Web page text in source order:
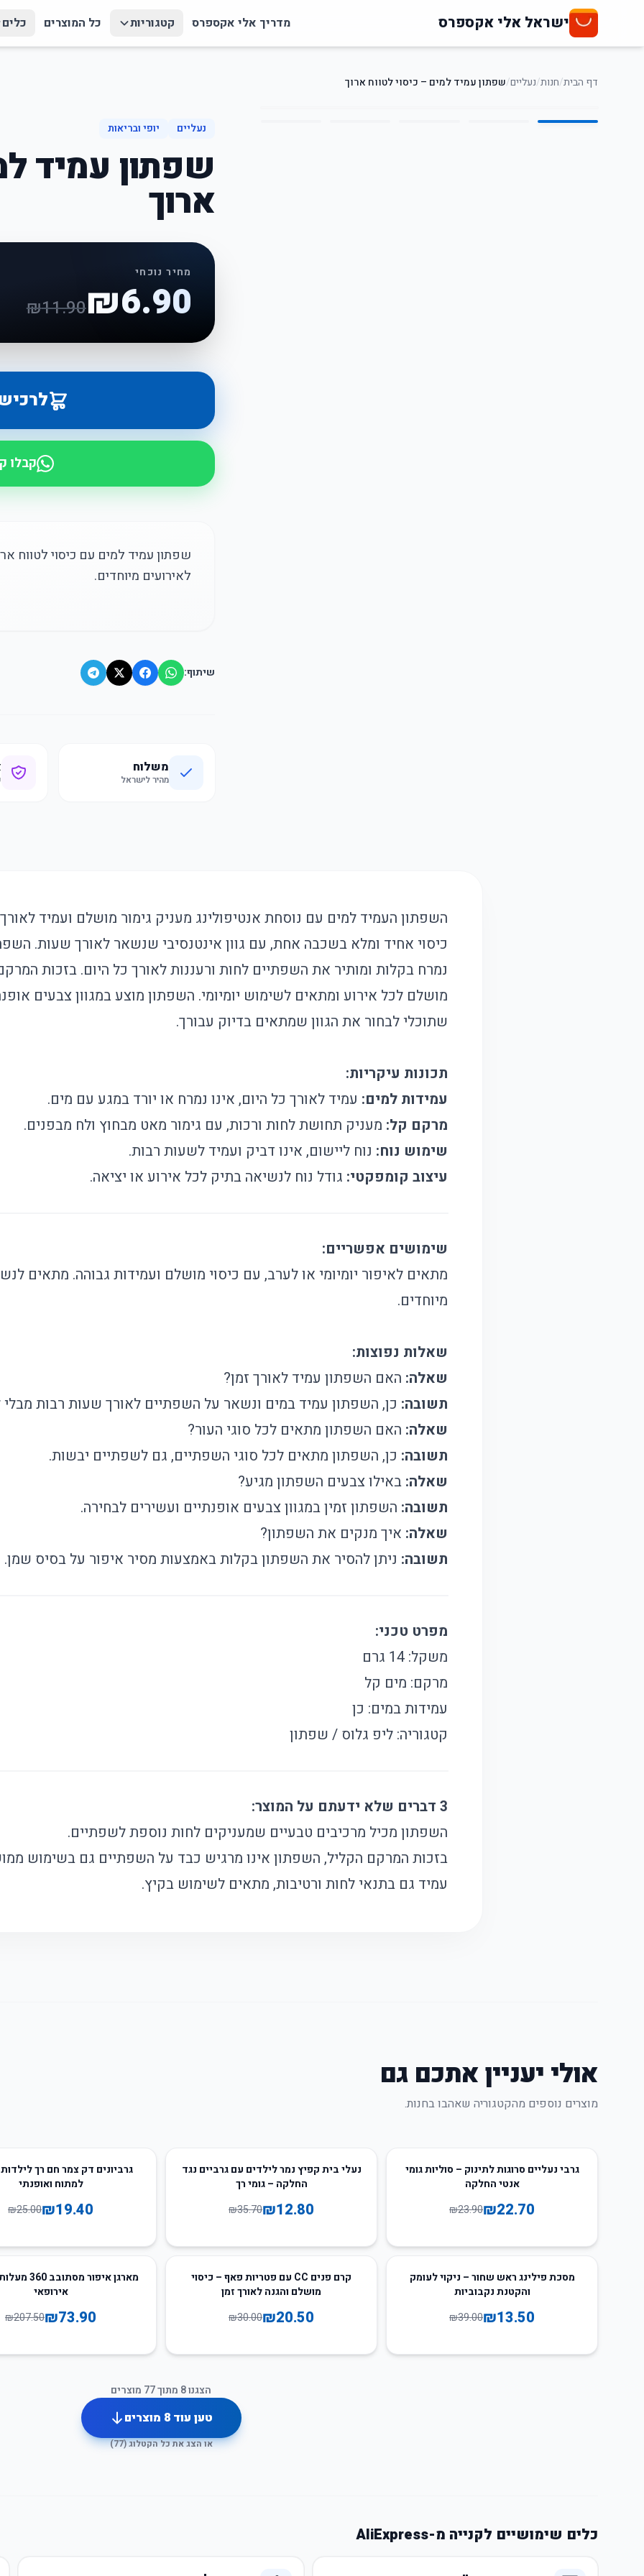
ישראל אלי אקספרס מדריך אלי אקספרס קטגוריות כל המוצרים כלים
דף הבית/חנות/נעליים/שפתון עמיד למים – כיסוי לטווח ארוך
1
/
נעליים יופי ובריאות
שפתון עמיד
ארוך
מחיר נוכחי
₪6.90
₪11.90
קבלו
שפתון עמיד למים עם כיסוי לטווח
לאירועים מיוחדים.
שיתוף:
משלוח
מהיר לישראל
השפתון העמיד למים עם נוסחת אנטיפולינג מעניק גימור מושלם ועמיד
כיסוי אחיד ומלא בשכבה אחת, עם גוון אינטנסיבי שנשאר לאורך שעות.
נמרח בקלות ומותיר את השפתיים לחות ורעננות לאורך כל היום. בזכות
מושלם לכל אירוע ומתאים לשימוש יומיומי. השפתון מוצע במגוון צבעים
שתוכלי לבחור את הגוון שמתאים בדיוק עבורך.
תכונות עיקריות:
עמידות למים: עמיד לאורך כל היום, אינו נמרח או יורד במגע עם מים.
מרקם קל: מעניק תחושת לחות ורכות, עם גימור מאט מבחוץ ולח מבפנים.
שימוש נוח: נוח ליישום, אינו דביק ועמיד לשעות רבות.
עיצוב קומפקטי: גודל נוח לנשיאה בתיק לכל אירוע או יציאה.
שימושים אפשריים:
מתאים לאיפור יומיומי או לערב, עם כיסוי מושלם ועמידות גבוהה. מתאים
מיוחדים.
שאלות נפוצות:
שאלה: האם השפתון עמיד לאורך זמן?
תשובה: כן, השפתון עמיד במים ונשאר על השפתיים לאורך שעות רבות
שאלה: האם השפתון מתאים לכל סוגי העור?
תשובה: כן, השפתון מתאים לכל סוגי השפתיים, גם לשפתיים יבשות.
שאלה: באילו צבעים השפתון מגיע?
תשובה: השפתון זמין במגוון צבעים אופנתיים ועשירים לבחירה.
שאלה: איך מנקים את השפתון?
תשובה: ניתן להסיר את השפתון בקלות באמצעות מסיר איפור על בסיס שמן.
מפרט טכני:
משקל: 14 גרם
מרקם: מים קל
עמידות במים: כן
קטגוריה: ליפ גלוס / שפתון
3 דברים שלא ידעתם על המוצר:
השפתון מכיל מרכיבים טבעיים שמעניקים לחות נוספת לשפתיים.
בזכות המרקם הקליל, השפתון אינו מרגיש כבד על השפתיים גם בשימוש
עמיד גם בתנאי לחות ורטיבות, מתאים לשימוש בקיץ.
אולי יעניין אתכם גם
מוצרים נוספים מהקטגוריה שאהבו בחנות.
5
גרבי נעליים סרוגות לתינוק – סוליות גומי
אנטי החלקה
₪22.70
₪23.90
64%נעלי בית קפיץ נמר לילדים עם גרביים נגד
החלקה – גומי רך
₪12.80
₪35.70
22
גרביונים דק צמר חם רך
למתוח ואופנתי
₪19.40
₪25.00
65
מסכת פילינג ראש שחור – ניקוי לעומק
והקטנת נקבוביות
₪13.50
₪39.00
32
קרם פנים CC עם פטריות פאף – כיסוי
מושלם והגנה לאורך זמן
₪20.50
₪30.00
64
מארגן איפור
אירופאי
₪73.90
₪207.50
הצגנו8 מתוך77 מוצרים
טען עוד8 מוצרים
או הצג את כל הקטלוג (77
)
כלים שימושיים לקנייה מ-AliExpress